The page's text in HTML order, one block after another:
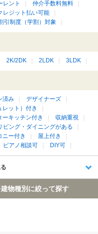
レント
仲介手数料無料
レジット払い可能
引制度（学割）対象
2K/2DK 2LDK 3LDK
済み
デザイナーズ
レット）付き
ーキッチン付き
収納重視
ビング・ダイニングがある
ニー付き
屋上付き
ピアノ相談可 DIY可
物種別に絞って探す